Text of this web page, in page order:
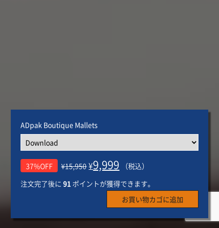
ADpak Boutique Mallets
37%OFF ¥15,950 ¥9,999 （税込）
お買い物カゴに追加
注文完了後に91 ポイントが獲得できます。